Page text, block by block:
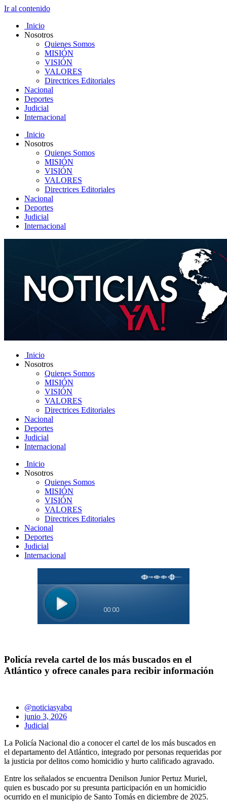
Ir al contenido
Inicio
Nosotros
Quienes Somos
MISIÓN
VISIÓN
VALORES
Directrices Editoriales
Nacional
Deportes
Judicial
Internacional
Inicio
Nosotros
Quienes Somos
MISIÓN
VISIÓN
VALORES
Directrices Editoriales
Nacional
Deportes
Judicial
Internacional
Inicio
Nosotros
Quienes Somos
MISIÓN
VISIÓN
VALORES
Directrices Editoriales
Nacional
Deportes
Judicial
Internacional
Inicio
Nosotros
Quienes Somos
MISIÓN
VISIÓN
VALORES
Directrices Editoriales
Nacional
Deportes
Judicial
Internacional
Policía revela cartel de los más buscados en el
Atlántico y ofrece canales para recibir información
@noticiasyabq
junio 3, 2026
Judicial
La Policía Nacional dio a conocer el cartel de los más buscados en
el departamento del Atlántico, integrado por personas requeridas por
la justicia por delitos como homicidio y hurto calificado agravado.
Entre los señalados se encuentra Denilson Junior Pertuz Muriel,
quien es buscado por su presunta participación en un homicidio
ocurrido en el municipio de Santo Tomás en diciembre de 2025.